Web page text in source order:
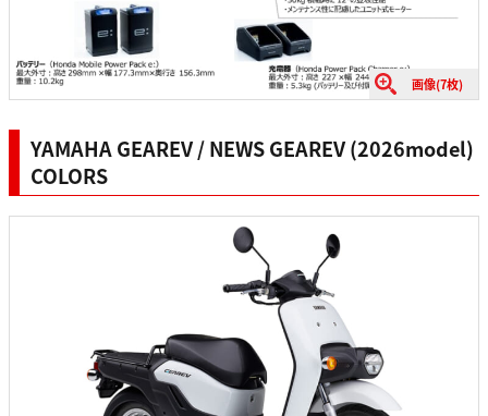
画像(7枚)
YAMAHA GEAREV / NEWS GEAREV (2026model)
COLORS